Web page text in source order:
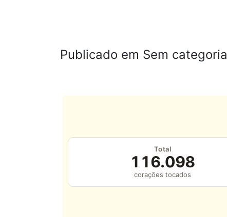
Publicado em Sem categoria
Total
116.098
corações tocados